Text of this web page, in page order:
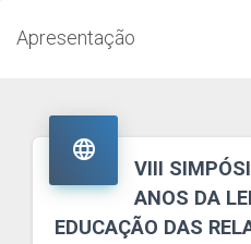
Apresentação

VIII
ANOS DA
EDUCAÇÃO DAS